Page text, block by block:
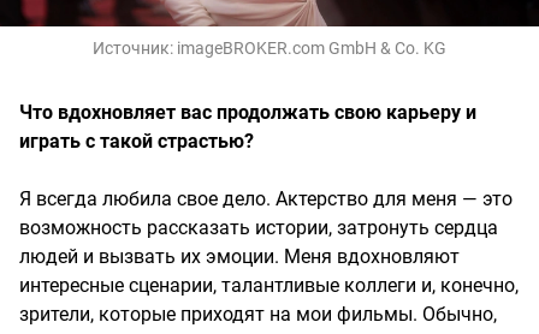
Источник: imageBROKER.com GmbH & Co. KG
Что вдохновляет вас продолжать свою карьеру и
играть с такой страстью?
Я всегда любила свое дело. Актерство для меня — это
возможность рассказать истории, затронуть сердца
людей и вызвать их эмоции. Меня вдохновляют
интересные сценарии, талантливые коллеги и, конечно,
зрители, которые приходят на мои фильмы. Обычно,